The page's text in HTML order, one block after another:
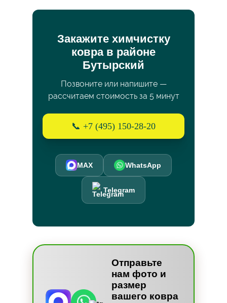
Закажите химчистку
ковра в районе
Бутырский
Позвоните или напишите —
рассчитаем стоимость за 5 минут
📞 +7 (495) 150-28-20
MAX WhatsApp
Telegram
Отправьте
нам фото и
размер
вашего ковра